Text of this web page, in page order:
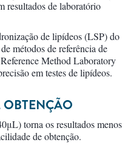
resultados de laboratório
de lipídeos (LSP) do
métodos de referência de
Method Laboratory
em testes de lipídeos.
OBTENÇÃO
torna os resultados menos
de obtenção.